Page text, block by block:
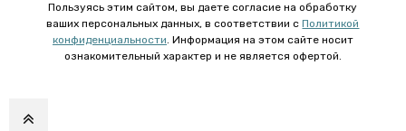
Пользуясь этим сайтом, вы даете согласие на обработку
ваших персональных данных, в соответствии сПолитикой
конфиденциальности. Информация на этом сайте носит
ознакомительный характер и не является офертой.